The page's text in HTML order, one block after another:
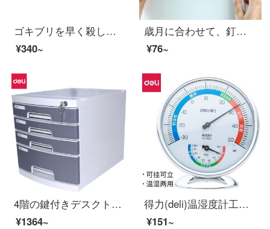
ゴキブリを早く殺してください。ゴキブリ屋のゴキブリは全巣に貼って、日本から輸入した小強を10枚回復します。
¥340~
歳月に合わせて、釘無の傷跡を免除してから、ドアの背もたれ式にフックをかけます。フックフックフックフックの創作漫画壁掛門にハンガーを掛けます。浴室収納棚のドアを掛けて、ハンガーの黒を掛けます。
¥76~
4階の鍵付きデスクトップファイル棚にインデックスタグ付きの引き出しが付いています。書類収納棚のオフィス用品は灰色8854です。
¥1364~
得力(deli)温湿度計工業用温度計室内外高精度壁掛式9011電池掛立兼用
¥151~